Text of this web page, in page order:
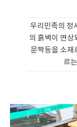
우리민족의 정
의 흙벽이 연상
문짝등을 소재
르